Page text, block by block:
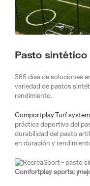
Pasto
365 días de soluciones
variedad de pastos
rendimiento.
Comportplay Turf system
práctica deportiva del
durabilidad del pasto
en duración y
Comfortplay sports: